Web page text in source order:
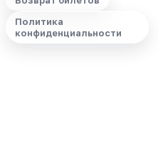
Политика
конфиденциальности